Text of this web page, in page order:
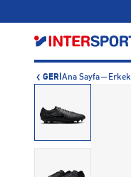
GERİ Ana Sayfa Erkek